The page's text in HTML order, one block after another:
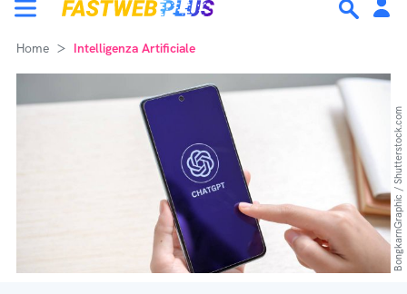
Home Intelligenza Artificiale
BongkarnGraphic / Shutterstock.com